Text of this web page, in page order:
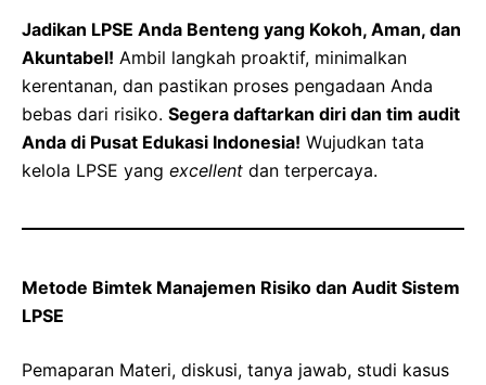
Jadikan LPSE Anda Benteng yang Kokoh, Aman, dan
Akuntabel! Ambil langkah proaktif, minimalkan
kerentanan, dan pastikan proses pengadaan Anda
bebas dari risiko. Segera daftarkan diri dan tim audit
Anda di Pusat Edukasi Indonesia! Wujudkan tata
kelola LPSE yang excellent dan terpercaya.
Metode Bimtek Manajemen Risiko dan Audit Sistem
LPSE
Pemaparan Materi, diskusi, tanya jawab, studi kasus